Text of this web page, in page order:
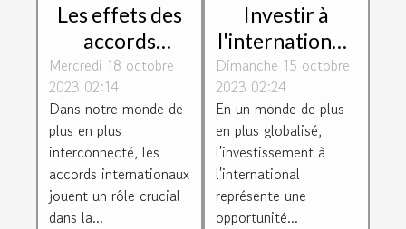
Les effets des
accords
internationaux
sur les
avantages de la
société
Mercredi 18 octobre
2023 02:14
Dans notre monde de
plus en plus
interconnecté, les
accords internationaux
jouent un rôle crucial
dans la...
Investir à
l'international :
défis et
opportunités
pour les
entreprises
françaises
Dimanche 15 octobre
2023 02:24
En un monde de plus
en plus globalisé,
l'investissement à
l'international
représente une
opportunité...